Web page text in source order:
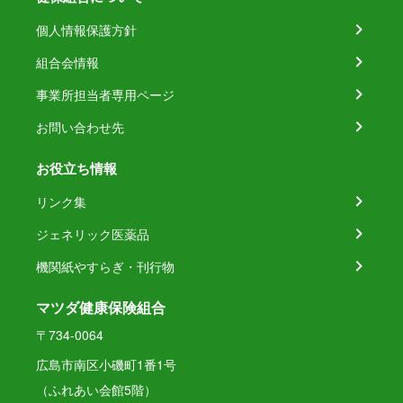
個人情報保護方針
組合会情報
事業所担当者専用ページ
お問い合わせ先
お役立ち情報
リンク集
ジェネリック医薬品
機関紙やすらぎ・刊行物
マツダ健康保険組合
〒734-0064
広島市南区小磯町1番1号
（ふれあい会館5階）